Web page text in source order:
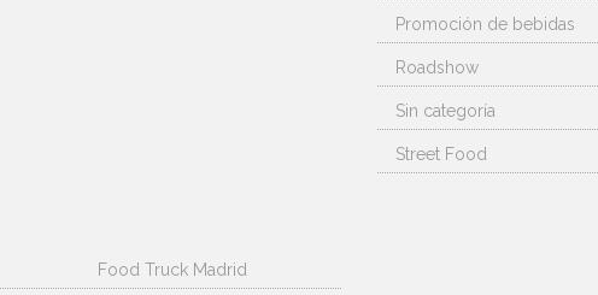
Promoción de bebidas
Roadshow
Sin categoría
Street Food
Food Truck Madrid